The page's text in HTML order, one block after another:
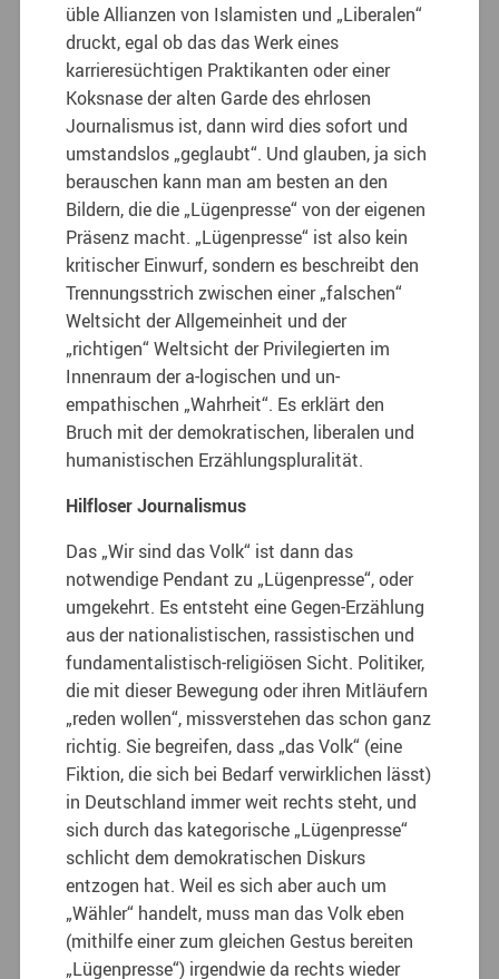
üble Allianzen von Islamisten und „Liberalen“
druckt, egal ob das das Werk eines
karrieresüchtigen Praktikanten oder einer
Koksnase der alten Garde des ehrlosen
Journalismus ist, dann wird dies sofort und
umstandslos „geglaubt“. Und glauben, ja sich
berauschen kann man am besten an den
Bildern, die die „Lügenpresse“ von der eigenen
Präsenz macht. „Lügenpresse“ ist also kein
kritischer Einwurf, sondern es beschreibt den
Trennungsstrich zwischen einer „falschen“
Weltsicht der Allgemeinheit und der
„richtigen“ Weltsicht der Privilegierten im
Innenraum der a-logischen und un-
empathischen „Wahrheit“. Es erklärt den
Bruch mit der demokratischen, liberalen und
humanistischen Erzählungspluralität.
Hilfloser Journalismus
Das „Wir sind das Volk“ ist dann das
notwendige Pendant zu „Lügenpresse“, oder
umgekehrt. Es entsteht eine Gegen-Erzählung
aus der nationalistischen, rassistischen und
fundamentalistisch-religiösen Sicht. Politiker,
die mit dieser Bewegung oder ihren Mitläufern
„reden wollen“, missverstehen das schon ganz
richtig. Sie begreifen, dass „das Volk“ (eine
Fiktion, die sich bei Bedarf verwirklichen lässt)
in Deutschland immer weit rechts steht, und
sich durch das kategorische „Lügenpresse“
schlicht dem demokratischen Diskurs
entzogen hat. Weil es sich aber auch um
„Wähler“ handelt, muss man das Volk eben
(mithilfe einer zum gleichen Gestus bereiten
„Lügenpresse“) irgendwie da rechts wieder